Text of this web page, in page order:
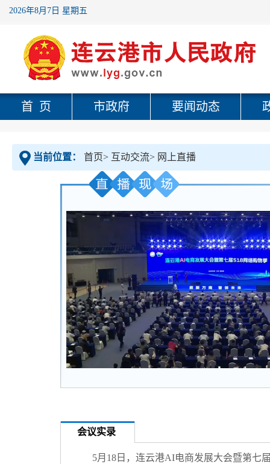
2026年8月7日 星期五
首 页 市政府 要闻动态
当前位置： 首页> 互动交流> 网上直播
会议实录
5月18日，连云港AI电商发展大会暨第七